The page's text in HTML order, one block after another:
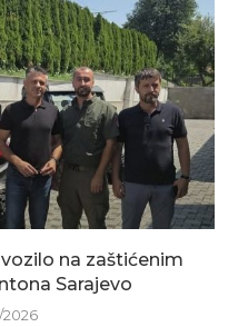
na zaštićenim
Sarajevo
2026